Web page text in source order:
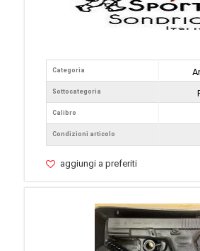
Categoria
Sottocategoria
Calibro
Condizioni articolo
aggiungi a preferiti